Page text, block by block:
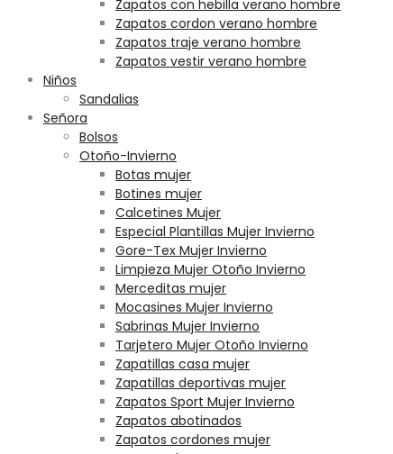
Zapatos con hebilla verano hombre
Zapatos cordon verano hombre
Zapatos traje verano hombre
Zapatos vestir verano hombre
Niños
Sandalias
Señora
Bolsos
Otoño-Invierno
Botas mujer
Botines mujer
Calcetines Mujer
Especial Plantillas Mujer Invierno
Gore-Tex Mujer Invierno
Limpieza Mujer Otoño Invierno
Merceditas mujer
Mocasines Mujer Invierno
Sabrinas Mujer Invierno
Tarjetero Mujer Otoño Invierno
Zapatillas casa mujer
Zapatillas deportivas mujer
Zapatos Sport Mujer Invierno
Zapatos abotinados
Zapatos cordones mujer